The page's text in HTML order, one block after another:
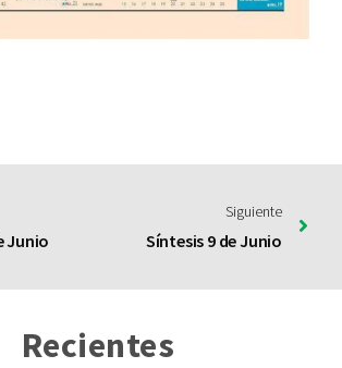
Junio
Siguiente
Síntesis 9 de Junio
Recientes